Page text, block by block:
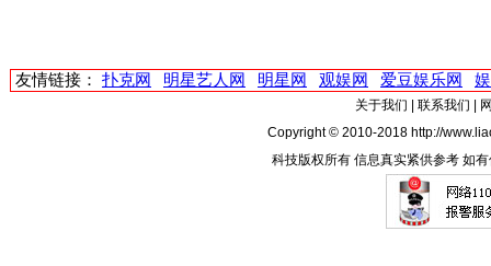
友情链接： 扑克网 明星艺人网 明星网 观娱网 爱豆娱乐网
关于我们 联系我们
Copyright © 2010-2018 http://
科技版权所有 信息真实紧供参考 如